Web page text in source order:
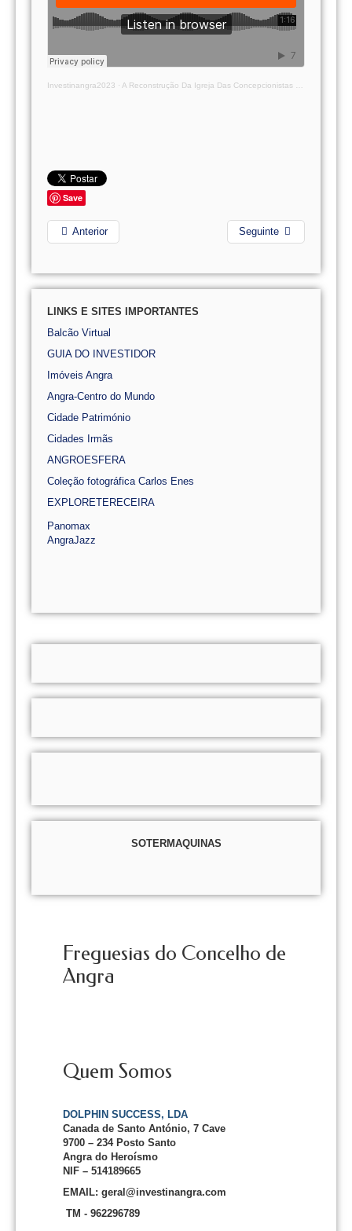
Investinangra2023 · A Reconstrução Da Igreja Das Concepcionistas está Quase Pronta
Save
Anterior Seguinte
LINKS E SITES IMPORTANTES
Balcão Virtual
GUIA DO INVESTIDOR
Imóveis Angra
Angra-Centro do Mundo
Cidade Património
Cidades Irmãs
ANGROESFERA
Coleção fotográfica Carlos Enes
EXPLORETERECEIRA
Panomax
AngraJazz
SOTERMAQUINAS
Freguesias do Concelho de
Angra
Quem Somos
DOLPHIN SUCCESS, LDA
Canada de Santo António, 7 Cave
9700 – 234 Posto Santo
Angra do Heroísmo
NIF – 514189665
EMAIL: geral@investinangra.com
TM - 962296789